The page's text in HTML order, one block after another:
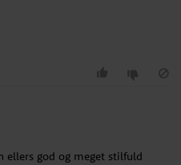
god og meget stilfuld